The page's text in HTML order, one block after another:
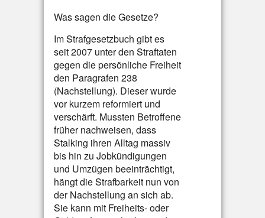
Was sagen die Gesetze?
Im Strafgesetzbuch gibt es
seit 2007 unter den Straftaten
gegen die persönliche Freiheit
den Paragrafen 238
(Nachstellung). Dieser wurde
vor kurzem reformiert und
verschärft. Mussten Betroffene
früher nachweisen, dass
Stalking ihren Alltag massiv
bis hin zu Jobkündigungen
und Umzügen beeinträchtigt,
hängt die Strafbarkeit nun von
der Nachstellung an sich ab.
Sie kann mit Freiheits- oder